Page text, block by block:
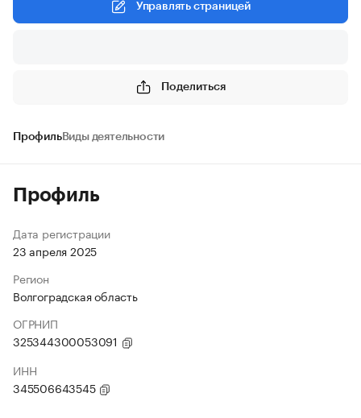
Управлять страницей
Поделиться
ПрофильВиды деятельности
Профиль
Дата регистрации
23 апреля 2025
Регион
Волгоградская область
ОГРНИП
325344300053091
ИНН
345506643545